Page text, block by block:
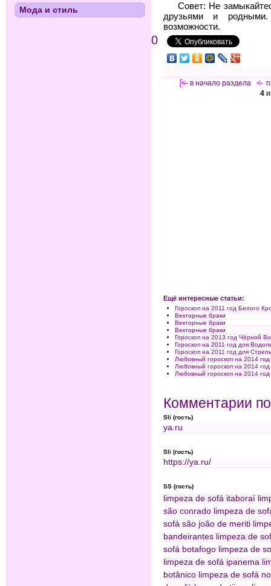
Совет: Не
друзьями и родными.
возможности.
0
[<— в начало раздела <-
4
Ещё интересные статьи:
Гороскоп на 2011 год Белого
Векторные браки
Векторные браки
Векторные браки
Гороскоп на 2013 год Чёрной
Гороскоп на 2011 год для
Гороскоп на 2011 год для
Любовный гороскоп на 2014
Любовный гороскоп на 2014
Любовный гороскоп на 2014
Комментарии
Sli (гость)
ya.ru
Sli (гость)
https://ya.ru/
SS (гость)
limpeza de sofá itaboraí
são conrado limpeza de
sofá são joão de meriti
bandeirantes limpeza de
sofá botafogo limpeza de
limpeza de sofá ipanema
botânico limpeza de sofá
Мода и стиль